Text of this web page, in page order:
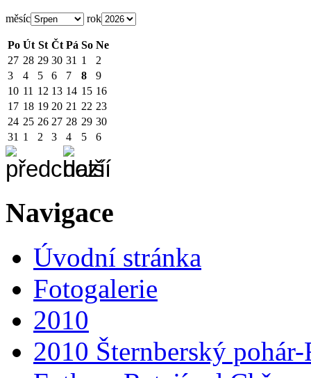
měsíc rok
Po Út St Čt Pá So Ne
27 28 29 30 31 1
2
3
4 5 6 7 8
9
10 11 12 13 14 15 16
17 18 19 20 21 22 23
24 25 26 27 28 29 30
31 1 2 3 4 5 6
Navigace
Úvodní stránka
Fotogalerie
2010
2010 Šternberský pohár-